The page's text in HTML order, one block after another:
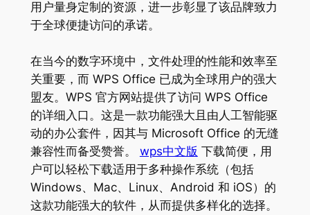
用户量身定制的资源，进一步彰显了该品牌致力
于全球便捷访问的承诺。
在当今的数字环境中，文件处理的性能和效率至
关重要，而 WPS Office 已成为全球用户的强大
盟友。WPS 官方网站提供了访问 WPS Office
的详细入口。这是一款功能强大且由人工智能驱
动的办公套件，因其与 Microsoft Office 的无缝
兼容性而备受赞誉。 wps中文版 下载简便，用
户可以轻松下载适用于多种操作系统（包括
Windows、Mac、Linux、Android 和 iOS）的
这款功能强大的软件，从而提供多样化的选择。